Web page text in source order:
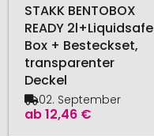
STAKK BENTOBOX
READY 2l+Liquidsafe
Box + Besteckset,
transparenter
Deckel
ab12,46 €
02. September